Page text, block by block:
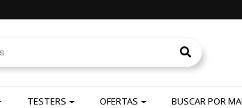
TESTERS OFERTAS BUSCAR POR